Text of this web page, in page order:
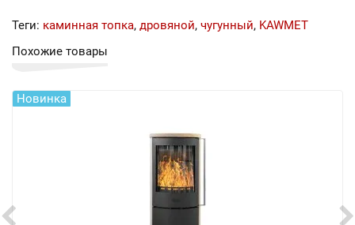
Теги: каминная топка, дровяной, чугунный, KAWMET
Похожие товары
Новинка